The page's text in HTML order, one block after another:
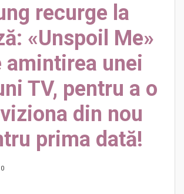
recurge la
«Unspoil Me»
amintirea unei
TV, pentru a o
din nou
prima dată!
0